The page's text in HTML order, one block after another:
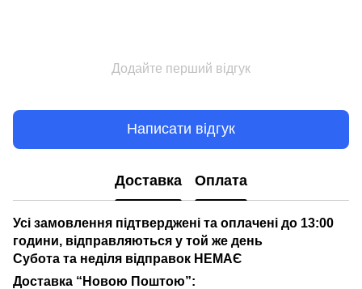
Додайте перший відгук
Написати відгук
Доставка Оплата
Усі замовлення підтверджені та оплачені до 13:00
години, відправляються у той же день
Субота та неділя відправок НЕМАЄ
Доставка “Новою Поштою”: